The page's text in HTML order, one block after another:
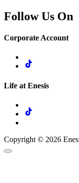
Follow Us On
Corporate Account
Life at Enesis
Copyright © 2026